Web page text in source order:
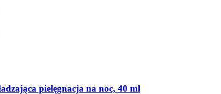
pielęgnacja na noc, 40 ml